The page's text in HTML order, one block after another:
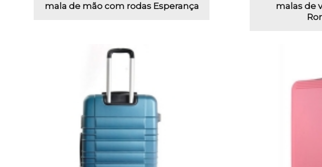
mala de mão com rodas Esperança
malas de